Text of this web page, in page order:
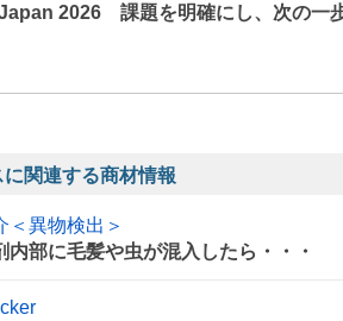
2026 課題を明確にし、次の一
に関連する商材情報
＜異物検出＞
内部に毛髪や虫が混入したら・・・